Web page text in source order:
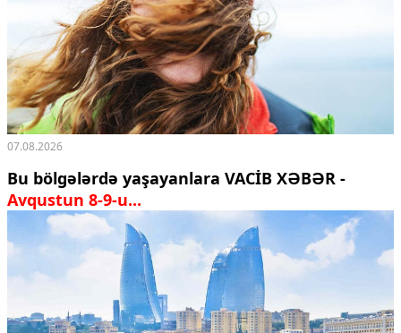
Ekologiya
Zəfər - 5
Gənclər və İdman
Media və QHT
Hadisə
Sağlamlıq
Sosium
Mənəvi dəyərlər
Texnologiya
Mətbuat-150
Əlaqə
Missiyamız
07.08.2026
Bu bölgələrdə yaşayanlara VACİB XƏBƏR -
Avqustun 8-9-u...